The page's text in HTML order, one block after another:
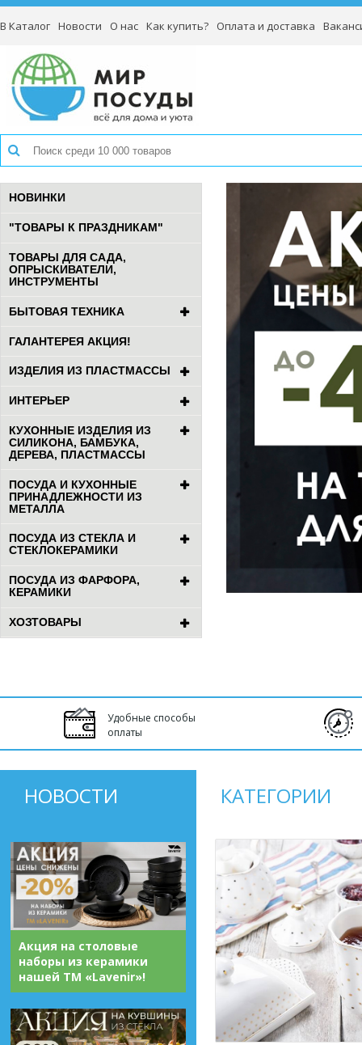
В Каталог Новости О нас Как купить? Оплата и доставка
НОВИНКИ
"ТОВАРЫ К ПРАЗДНИКАМ"
ТОВАРЫ ДЛЯ САДА,
ОПРЫСКИВАТЕЛИ,
ИНСТРУМЕНТЫ
БЫТОВАЯ ТЕХНИКА
ГАЛАНТЕРЕЯ АКЦИЯ!
ИЗДЕЛИЯ ИЗ ПЛАСТМАССЫ
ИНТЕРЬЕР
КУХОННЫЕ ИЗДЕЛИЯ ИЗ
СИЛИКОНА, БАМБУКА,
ДЕРЕВА, ПЛАСТМАССЫ
ПОСУДА И КУХОННЫЕ
ПРИНАДЛЕЖНОСТИ ИЗ
МЕТАЛЛА
ПОСУДА ИЗ СТЕКЛА И
СТЕКЛОКЕРАМИКИ
ПОСУДА ИЗ ФАРФОРА,
КЕРАМИКИ
ХОЗТОВАРЫ
Удобные способы
оплаты
НОВОСТИ
Акция на столовые
наборы из керамики
нашей ТМ «Lavenir»!
КАТЕГОРИИ